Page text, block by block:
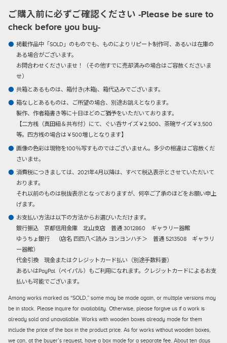
ご購入前に必ずご確認ください -Please be sure to
check before you buy-
掲載作品中「SOLD」のものでも、ものによりリピート制作可、あるいは在庫の
ある場合がございます。
お問合わせくださいませ！（その他すでに売却済みの場合はご容赦くださいま
せ）
共箱とあるものは、箱付き(木箱)、箱代込みでございます。
箱なしとあるものは、ご所望の場合、別途お誂えとなります。
製作、作者箱書き等に十日ほどのご猶予をいただいております。
【二方桟（真田紐＆共布付）にて、ぐい呑サイズ￥2,500、茶碗サイズ￥3,500
等。四方桟の場合は￥500増しとなります】
画像の色彩は現物を100％写すものではございません。多少の相違はご容赦くだ
さいませ。
消費税につきましては、2021年4月以降は、すべて税込表示とさせていただいて
おります。
それ以前のものは税抜表示となっておりますが、何卒ご了承のほどをお願い申上
げます。
お支払い方法は以下の方法からお選びいただけます。
銀行振込京都信用金庫 北山支店 普通 3012860 ギャラリー器館
ゆうちょ銀行 （店名 四四八＜読み ヨンヨンハチ＞ 普通 5213508 ギャラリ
ー器館）
代金引換現金またはクレジットカード払い（別途手数料要）
あるいはPayPal（ペイパル）もご利用になれます。クレジットカードによるお支
払いも可能でございます。
Among works marked as “SOLD,” some may be made again, or multiple versions may
be in stock. Please inquire for availability. Otherwise, please forgive us if a work is
already sold and unavailable. Works with wooden boxes already made for them
include the price of the box in the product price. As for works without wooden boxes,
we can, at the buyer’s request, have a box made for a separate fee. About ten days